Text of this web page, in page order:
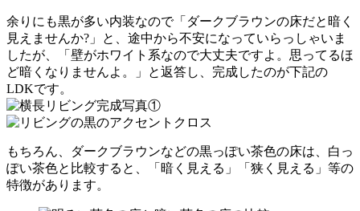
余りにも黒が多い内装なので「ダークブラウンの床だと暗く
見えませんか?」と、途中から不安になっていらっしゃいま
したが、「壁がホワイト系なので大丈夫ですよ。思ってるほ
ど暗くなりませんよ。」と返答し、完成したのが下記の
LDKです。
もちろん、ダークブラウンなどの黒っぽい茶色の床は、白っ
ぽい茶色と比較すると、「暗く見える」「狭く見える」等の
特徴があります。